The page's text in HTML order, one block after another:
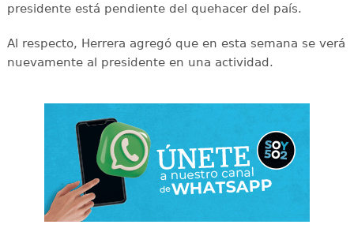
presidente está pendiente del quehacer del país.
Al respecto, Herrera agregó que en esta semana se verá
nuevamente al presidente en una actividad.